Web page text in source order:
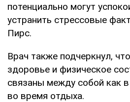
потенциально могут
устранить стрессовые
Пирс.
Врач также подчеркнул,
здоровье и физическое
связаны между собой как
во время отдыха.